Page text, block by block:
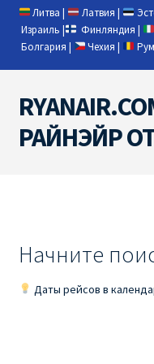
Литва | Латвия |
Израиль | Финляндия |
Болгария | Чехия |
Skip
to
navigation
Skip
to
content
РАЙНЭЙР
RYANAIR PL ОТ € 9
Начните
Даты рейсов в